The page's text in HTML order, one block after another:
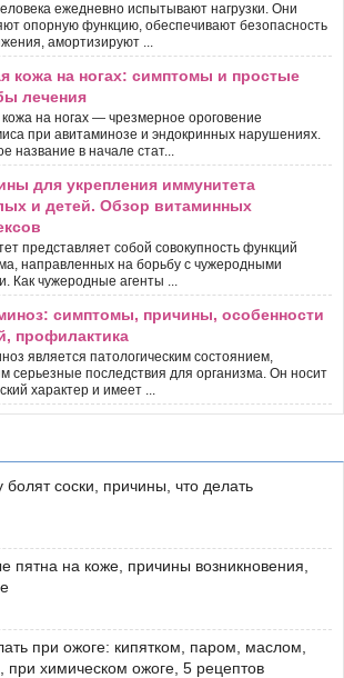
ежедневно испытывают нагрузки. Они
опорную функцию, обеспечивают безопасность
амортизируют ...
кожа на ногах: симптомы и простые
лечения
кожа на ногах — чрезмерное ороговение
при авитаминозе и эндокринных нарушениях.
название в начале стат...
для укрепления иммунитета
и детей. Обзор витаминных
представляет собой совокупность функций
направленных на борьбу с чужеродными
Как чужеродные агенты ...
симптомы, причины, особенности
профилактика
является патологическим состоянием,
серьезные последствия для организма. Он носит
характер и имеет ...
болят соски, причины, что делать
пятна на коже, причины возникновения,
при ожоге: кипятком, паром, маслом,
при химическом ожоге, 5 рецептов